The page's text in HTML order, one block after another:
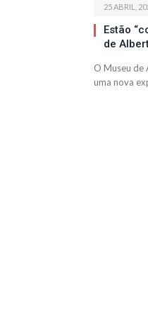
25 ABRIL,
Estão
de
O Museu de
uma nova